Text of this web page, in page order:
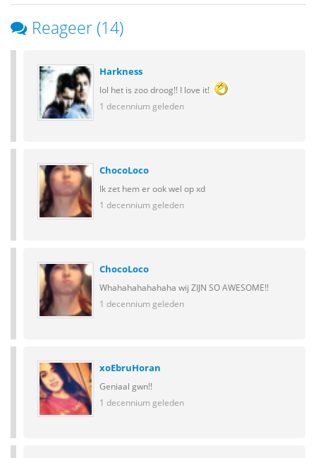
Reageer (14)
Harkness
lol het is zoo droog!! I love it!
1 decennium geleden
ChocoLoco
Ik zet hem er ook wel op xd
1 decennium geleden
ChocoLoco
Whahahahahahaha wij ZIJN SO AWESOME!!
1 decennium geleden
xoEbruHoran
Geniaal gwn!!
1 decennium geleden